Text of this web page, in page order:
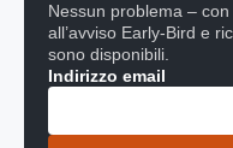
Nessun problema –
all’avviso Early-Bird e
sono disponibili.
Indirizzo email